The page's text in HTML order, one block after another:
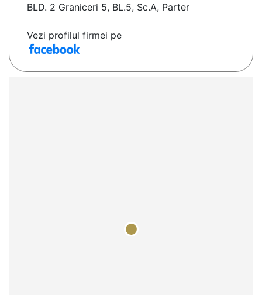
BLD. 2 Graniceri 5, BL.5, Sc.A, Parter
Vezi profilul firmei pe